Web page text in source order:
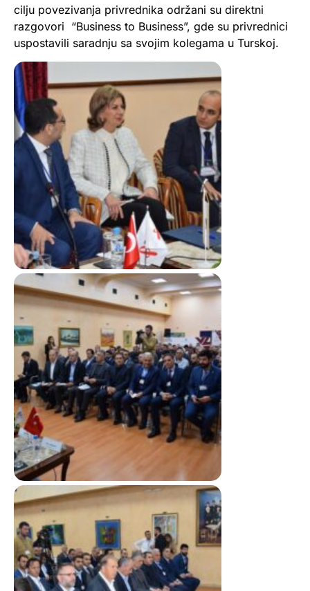
cilju povezivanja privrednika održani su direktni
razgovori “Business to Business”, gde su privrednici
uspostavili saradnju sa svojim kolegama u Turskoj.